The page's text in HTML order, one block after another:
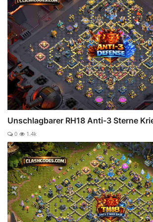
Unschlagbarer RH18 Anti-3 Sterne
0 1.4k